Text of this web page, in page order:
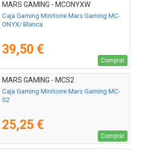
MARS GAMING - MCONYXW
Caja Gaming Minitorre Mars Gaming MC-
ONYX/ Blanca
39,50 €
Comprar
MARS GAMING - MCS2
Caja Gaming Minitorre Mars Gaming MC-
S2
25,25 €
Comprar